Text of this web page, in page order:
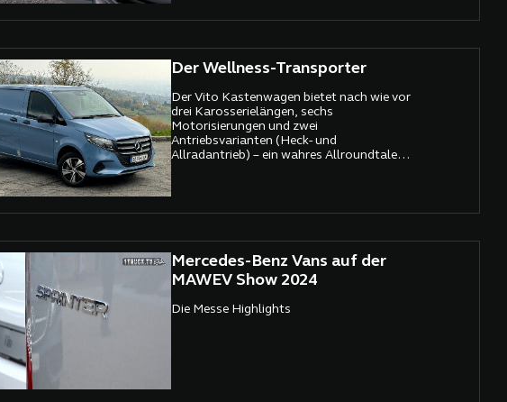
Der Wellness-Transporter
Der Vito Kastenwagen bietet nach wie vor
drei Karosserielängen, sechs
Motorisierungen und zwei
Antriebsvarianten (Heck- und
Allradantrieb) – ein wahres Allroundtalent,
das je nach Bedarf als Transportmittel für
Waren, Ersatzteillager oder Kühlfahrzeug
konfiguriert werden kann. Mit einem
zulässigen Gesamtgewicht von bis zu 3,2
Anwendungsspektrum für Handwerks-,
Handels- und Servicebetriebe ab, die ein
robustes, zuverlässiges und flexibles
Fahrzeug für den täglichen Einsatz
Mitarbeitern höchste Wertschätzung
Mercedes-Benz Vans auf der
MAWEV Show 2024
Die Messe Highlights